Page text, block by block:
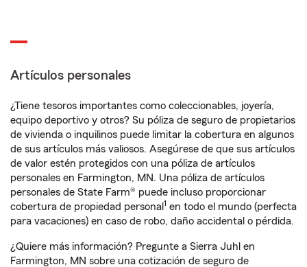
Artículos personales
¿Tiene tesoros importantes como coleccionables, joyería,
equipo deportivo y otros? Su póliza de seguro de propietarios
de vivienda o inquilinos puede limitar la cobertura en algunos
de sus artículos más valiosos. Asegúrese de que sus artículos
de valor estén protegidos con una póliza de artículos
personales en Farmington, MN. Una póliza de artículos
personales de State Farm® puede incluso proporcionar
cobertura de propiedad personal 1 en todo el mundo (perfecta
para vacaciones) en caso de robo, daño accidental o pérdida.
¿Quiere más información? Pregunte a Sierra Juhl en
Farmington, MN sobre una cotización de seguro de